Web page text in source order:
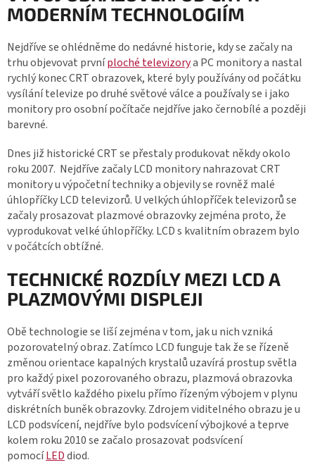
MODERNÍM TECHNOLOGIÍM
Nejdříve se ohlédněme do nedávné historie, kdy se začaly na
trhu objevovat prvníploché televizorya PC monitory a nastal
rychlý konec CRT obrazovek, které byly používány od počátku
vysílání televize po druhé světové válce a používaly se i jako
monitory pro osobní počítače nejdříve jako černobílé a později
barevné.
Dnes již historické CRT se přestaly produkovat někdy okolo
roku 2007. Nejdříve začaly LCD monitory nahrazovat CRT
monitory u výpočetní techniky a objevily se rovněž malé
úhlopříčky LCD televizorů. U velkých úhlopříček televizorů se
začaly prosazovat plazmové obrazovky zejména proto, že
vyprodukovat velké úhlopříčky. LCD s kvalitním obrazem bylo
v počátcích obtížné.
TECHNICKÉ ROZDÍLY MEZI LCD A
PLAZMOVÝMI DISPLEJI
Obě technologie se liší zejména v tom, jak u nich vzniká
pozorovatelný obraz. Zatímco LCD funguje tak že se řízeně
změnou orientace kapalných krystalů uzavírá prostup světla
pro každý pixel pozorovaného obrazu, plazmová obrazovka
vytváří světlo každého pixelu přímo řízeným výbojem v plynu
diskrétních buněk obrazovky. Zdrojem viditelného obrazu je u
LCD podsvícení, nejdříve bylo podsvícení výbojkové a teprve
kolem roku 2010 se začalo prosazovat podsvícení
pomocíLEDdiod.